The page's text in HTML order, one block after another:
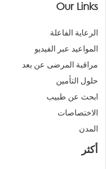
Our Links
الرعاية الفاعلة
المواعيد عبر الفيديو
مراقبة المرضى عن بعد
حلول التأمين
ابحث عن طبيب
الاختصاصات
المدن
أكثر